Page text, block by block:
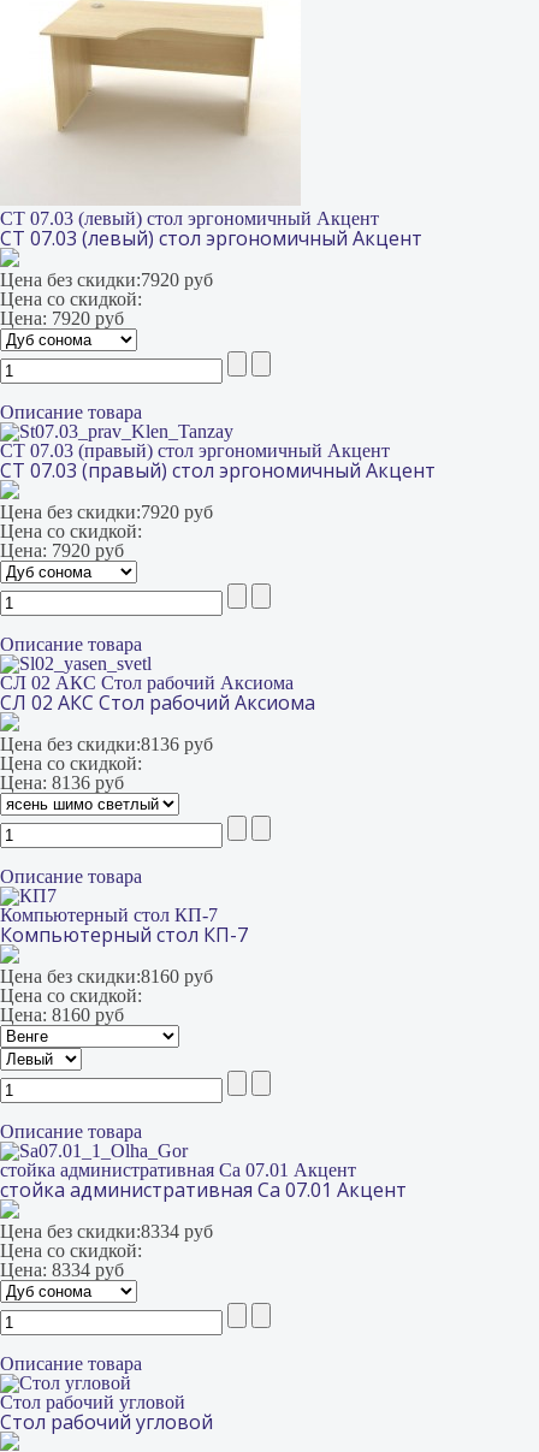
СТ 07.03 (левый) стол эргономичный Акцент
СТ 07.03 (левый) стол эргономичный Акцент
Цена без скидки:7920 руб
Цена со скидкой:
Цена: 7920 руб
Описание товара
СТ 07.03 (правый) стол эргономичный Акцент
СТ 07.03 (правый) стол эргономичный Акцент
Цена без скидки:7920 руб
Цена со скидкой:
Цена: 7920 руб
Описание товара
СЛ 02 АКС Стол рабочий Аксиома
СЛ 02 АКС Стол рабочий Аксиома
Цена без скидки:8136 руб
Цена со скидкой:
Цена: 8136 руб
Описание товара
Компьютерный стол КП-7
Компьютерный стол КП-7
Цена без скидки:8160 руб
Цена со скидкой:
Цена: 8160 руб
Описание товара
стойка административная Са 07.01 Акцент
стойка административная Са 07.01 Акцент
Цена без скидки:8334 руб
Цена со скидкой:
Цена: 8334 руб
Описание товара
Стол рабочий угловой
Стол рабочий угловой